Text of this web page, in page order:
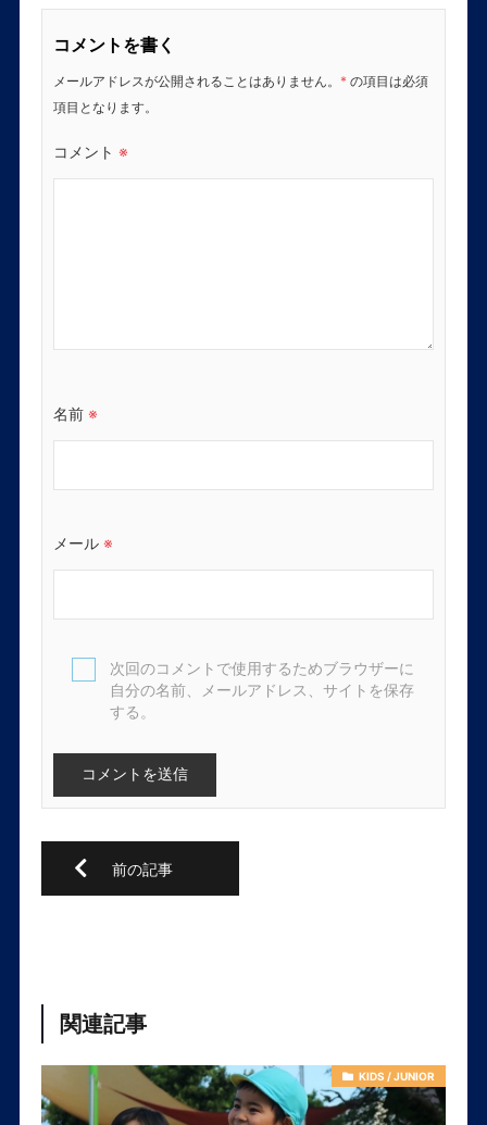
コメントを書く
メールアドレスが公開されることはありません。 * の項目は必須
項目となります。
コメント ※
名前 ※
メール ※
次回のコメントで使用するためブラウザーに
自分の名前、メールアドレス、サイトを保存
する。
関連記事
KIDS / JUNIOR